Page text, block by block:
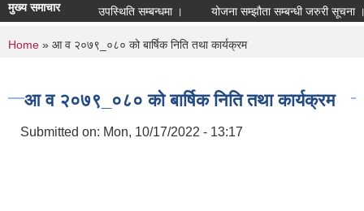
मुख्य समाचार उपस्थिति सम्बन्धमा । योजना सम्झौता सम्बन्धी जरुरी सूचना ।
You are here
Home » आ व २०७९_०८० को बार्षिक निति तथा कार्यक्रम
आ व २०७९_०८० को बार्षिक निति तथा कार्यक्रम
Submitted on: Mon, 10/17/2022 - 13:17